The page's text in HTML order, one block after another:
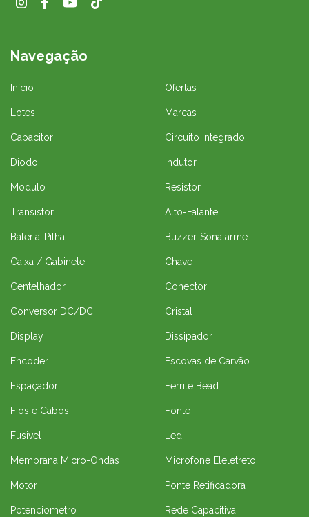
Navegação
Início Ofertas
Lotes Marcas
Capacitor Circuito Integrado
Diodo Indutor
Modulo Resistor
Transistor Alto-Falante
Bateria-Pilha Buzzer-Sonalarme
Caixa / Gabinete Chave
Centelhador Conector
Conversor DC/DC Cristal
Display Dissipador
Encoder Escovas de Carvão
Espaçador Ferrite Bead
Fios e Cabos Fonte
Fusivel Led
Membrana Micro-Ondas Microfone Eleletreto
Motor Ponte Retificadora
Potenciometro Rede Capacitiva